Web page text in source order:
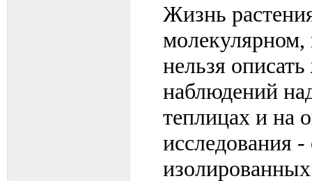
Жизнь
молекулярном,
нельзя
наблюдений
теплицах и на
исследования